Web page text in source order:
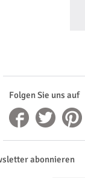
Folgen Sie uns auf
abonnieren